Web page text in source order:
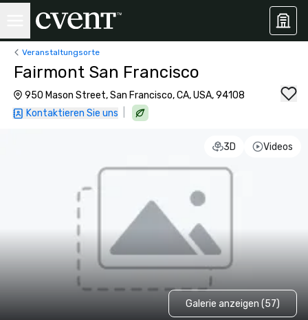
Veranstaltungsorte
Fairmont San Francisco
950 Mason Street, San Francisco, CA, USA, 94108
Kontaktieren Sie uns
3D Videos
Galerie anzeigen (57)